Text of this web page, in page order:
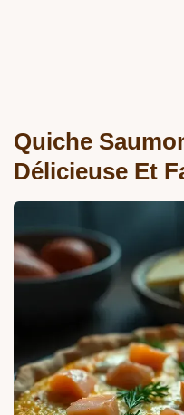
Quiche
Délicieuse Et